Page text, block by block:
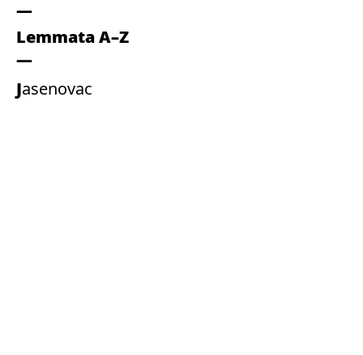
Lemmata A–Z
Jasenovac